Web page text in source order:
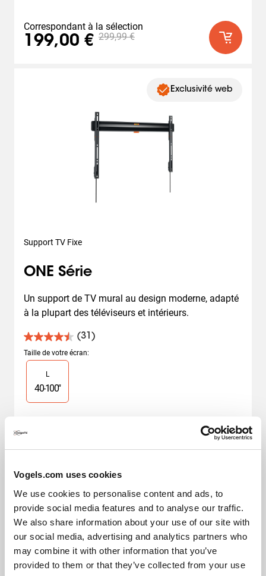
Vogels.com uses cookies
We use cookies to personalise content and ads, to
provide social media features and to analyse our traffic.
We also share information about your use of our site with
our social media, advertising and analytics partners who
may combine it with other information that you’ve
provided to them or that they’ve collected from your use
Correspondant à la sélection
199,00 € 299,99 €
Exclusivité web
Support TV Fixe
ONE Série
Un support de TV mural au design moderne, adapté
à la plupart des téléviseurs et intérieurs.
(31)
4.5
sur
5
étoiles.
avis
Taille de votre écran:
Slide 1 of 1
L
40-100"